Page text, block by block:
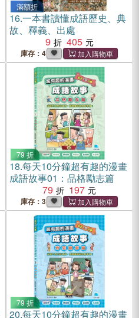
滿額折
16.一本書讀懂成語歷史、典
故、釋義、出處
9
405
庫存：4
79 折
18.每天10分鐘超有趣的漫畫
成語故事01：品格勵志篇
79
197
庫存：3
79 折
20.每天10分鐘超有趣的漫畫